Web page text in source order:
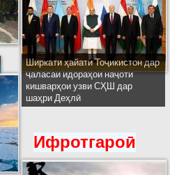
Ширкати ҳайати Тоҷикистон дар
ҷаласаи идораҳои наҷоти
кишварҳои узви СҲШ дар
шаҳри Деҳлӣ
Ифротгароӣ